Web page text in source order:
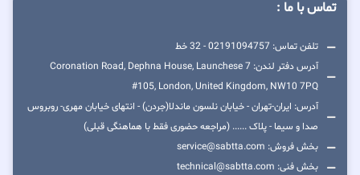
تماس با ما :
تلفن تماس: 02191094757 - 32 خط
آدرس دفتر لندن: 7 Coronation Road, Dephna House, Launchese
#105, London, United Kingdom, NW10 7PQ
آدرس: ایران-تهران - خیابان نلسون ماندلا(جردن) - انتهای خیابان مهری- روبروس
صدا و سیما - پلاک ...... (مراجعه حضوری فقط با هماهنگی قبلی)
بخش فروش: service@sabtta.com
بخش فنی: technical@sabtta.com